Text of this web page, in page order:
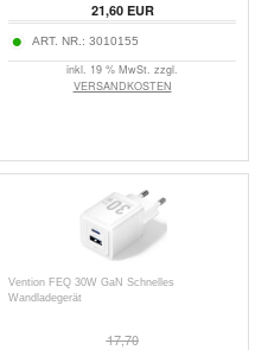
21,60EUR
ART. NR.: 3010155
inkl. 19 % MwSt. zzgl.
VERSANDKOSTEN
Vention FEQ 30W GaN Schnelles
Wandladegerät
17,70